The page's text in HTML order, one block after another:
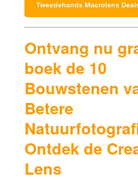
Tweedehands Macrolens
Ontvang nu
boek de 10
Bouwstenen
Betere
Ontdek de
Lens